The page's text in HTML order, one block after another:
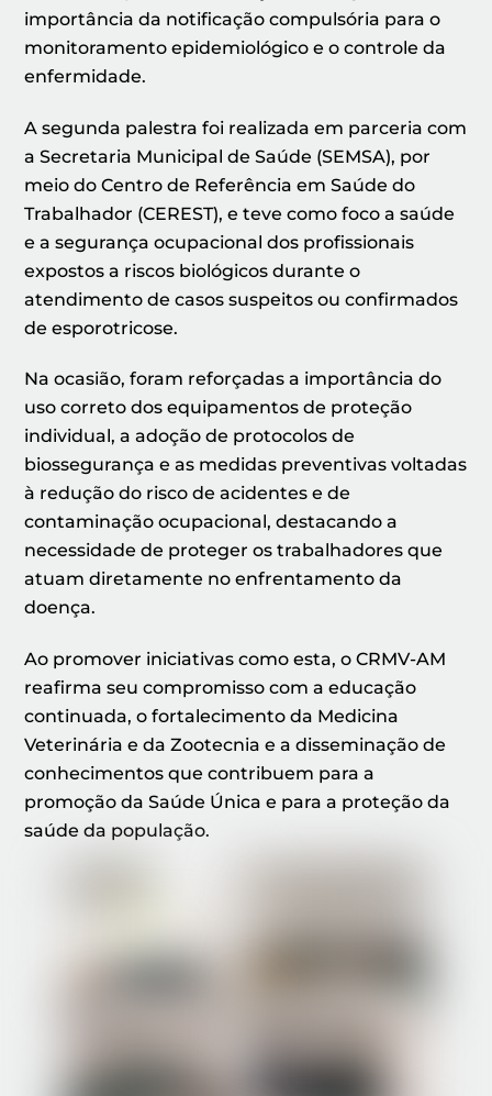
importância da notificação compulsória para o
monitoramento epidemiológico e o controle da
enfermidade.
A segunda palestra foi realizada em parceria com
a Secretaria Municipal de Saúde (SEMSA), por
meio do Centro de Referência em Saúde do
Trabalhador (CEREST), e teve como foco a saúde
e a segurança ocupacional dos profissionais
expostos a riscos biológicos durante o
atendimento de casos suspeitos ou confirmados
de esporotricose.
Na ocasião, foram reforçadas a importância do
uso correto dos equipamentos de proteção
individual, a adoção de protocolos de
biossegurança e as medidas preventivas voltadas
à redução do risco de acidentes e de
contaminação ocupacional, destacando a
necessidade de proteger os trabalhadores que
atuam diretamente no enfrentamento da
doença.
Ao promover iniciativas como esta, o CRMV-AM
reafirma seu compromisso com a educação
continuada, o fortalecimento da Medicina
Veterinária e da Zootecnia e a disseminação de
conhecimentos que contribuem para a
promoção da Saúde Única e para a proteção da
saúde da população.